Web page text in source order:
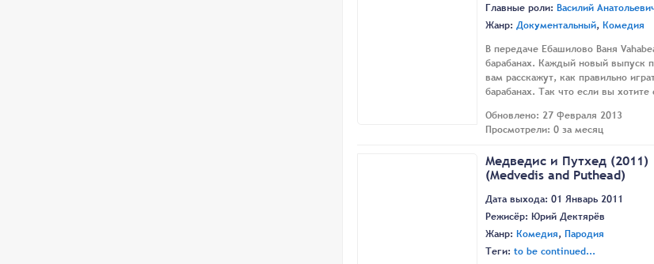
Главные роли: Василий
Жанр: Документальный, Комедия
В передаче Ебашилово Ваня
барабанах. Каждый новый выпуск
вам расскажут, как правильно
барабанах. Так что если вы
Обновлено: 27 февраля 2013
Просмотрели: 0 за месяц
Медведис и Путхед (2011)
(Medvedis and Puthead)
Дата выхода: 01 Январь 2011
Режисёр: Юрий Дектярёв
Жанр: Комедия, Пародия
Теги: to be continued...